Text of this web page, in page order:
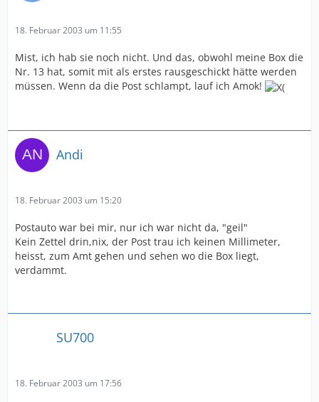
18. Februar 2003 um 11:55
Mist, ich hab sie noch nicht. Und das, obwohl meine Box die
Nr. 13 hat, somit mit als erstes rausgeschickt hätte werden
müssen. Wenn da die Post schlampt, lauf ich Amok!
Andi
18. Februar 2003 um 15:20
Postauto war bei mir, nur ich war nicht da, "geil"
Kein Zettel drin,nix, der Post trau ich keinen Millimeter,
heisst, zum Amt gehen und sehen wo die Box liegt,
verdammt.
SU700
18. Februar 2003 um 17:56